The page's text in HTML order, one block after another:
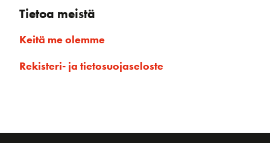
Tietoa meistä
Keitä me olemme
Rekisteri- ja tietosuojaseloste